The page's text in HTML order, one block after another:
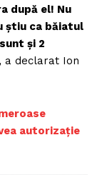
după el! Nu
știu ca băiatul
și 2
a declarat Ion
autorizație